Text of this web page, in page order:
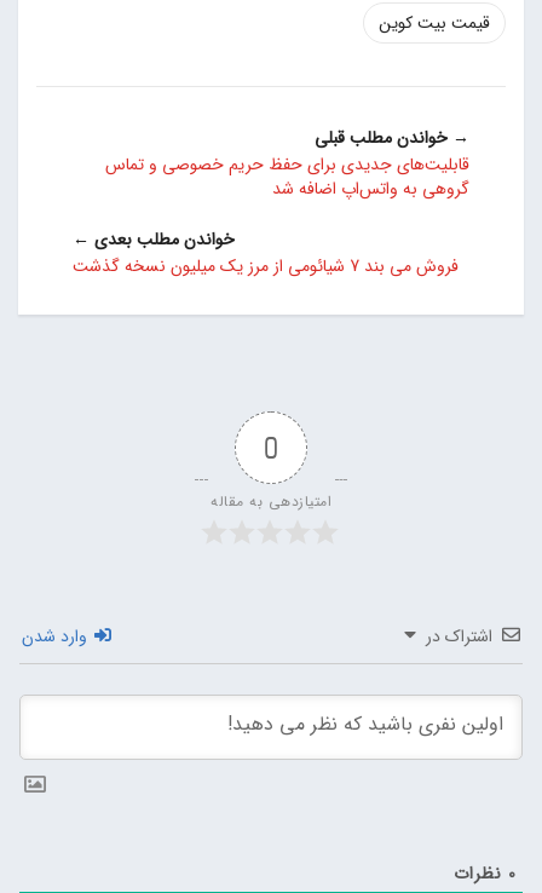
قیمت بیت کوین
→ خواندن مطلب قبلی
قابلیت‌های جدیدی برای حفظ حریم خصوصی و تماس
گروهی به واتس‌اپ اضافه شد
خواندن مطلب بعدی ←
فروش می بند 7 شیائومی از مرز یک میلیون نسخه گذشت
0
امتیازدهی به مقاله
اشتراک در وارد شدن
0 نظرات